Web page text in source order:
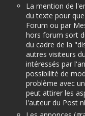
La mention de
du texte pour
Forum ou par
hors forum sort
du cadre de la
autres visiteurs
intéressés par
possibilité de
problème avec
peut attirer les
l'auteur du Post